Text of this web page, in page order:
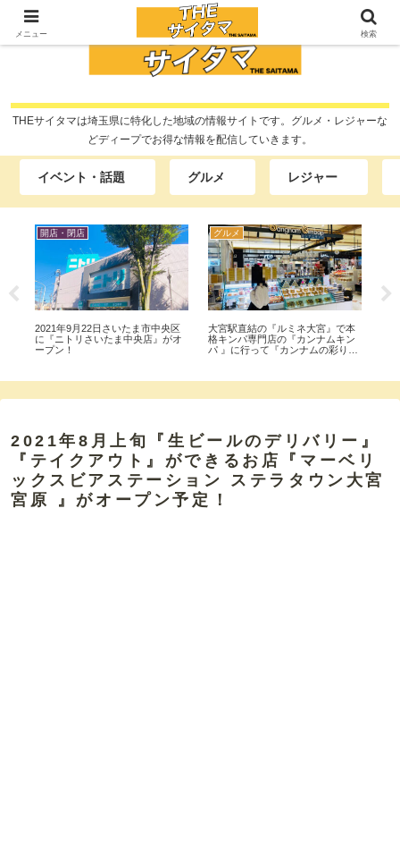
THEサイタマは埼玉県に特化した地域の情報サイトです。グルメ・レジャーな
どディープでお得な情報を配信していきます。
イベント・話題 グルメ レジャー
グルメ
大宮区にある韓国料理の『韓国料
亭 漢江(ハンガン)』でランチ『ユ
ッケジャン』『参鶏湯』を食べて
グルメ
戸田市『ソウル市場 物流センタ
ー』で『ノグリ』『ブルダック』
『チルソンサイダー』他大量に買
2021年8月上旬『生ビールのデリバリー』
『テイクアウト』ができるお店『マーベリ
ックスビアステーション ステラタウン大宮
宮原 』がオープン予定！
メニュー 検索